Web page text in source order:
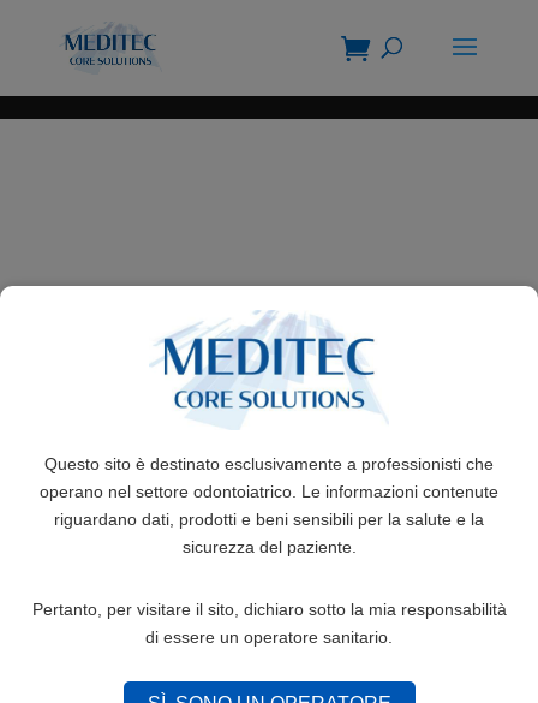
Questo sito è destinato esclusivamente a professionisti che
operano nel settore odontoiatrico. Le informazioni contenute
riguardano dati, prodotti e beni sensibili per la salute e la
sicurezza del paziente.
Pertanto, per visitare il sito, dichiaro sotto la mia responsabilità
di essere un operatore sanitario.